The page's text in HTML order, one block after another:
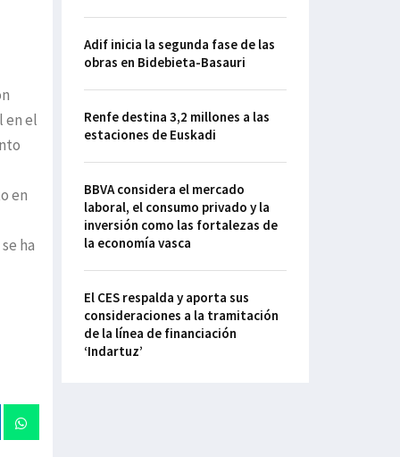
en el
en
ha
Adif inicia la segunda fase de las
obras en Bidebieta-Basauri
Renfe destina 3,2 millones a las
estaciones de Euskadi
BBVA considera el mercado
laboral, el consumo privado y la
inversión como las fortalezas de
la economía vasca
El CES respalda y aporta sus
consideraciones a la tramitación
de la línea de financiación
‘Indartuz’